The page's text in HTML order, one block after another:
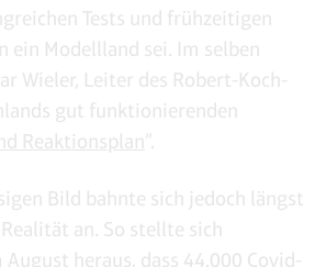
Tests und frühzeitigen
ein Modellland sei. Im selben
Wieler, Leiter des Robert-Koch-
gut funktionierenden
Reaktionsplan”.
Bild bahnte sich jedoch längst
an. So stellte sich
heraus, dass 44.000 Covid-